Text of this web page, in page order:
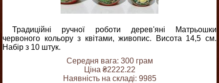
Традиційні ручної роботи дерев'яні Матрьошки
червоного кольору з квітами, живопис. Висота 14,5 см.
Набір з 10 штук.
Середня вага: 300 грам
Ціна ₴2222.22
Наявність на складі: 9985